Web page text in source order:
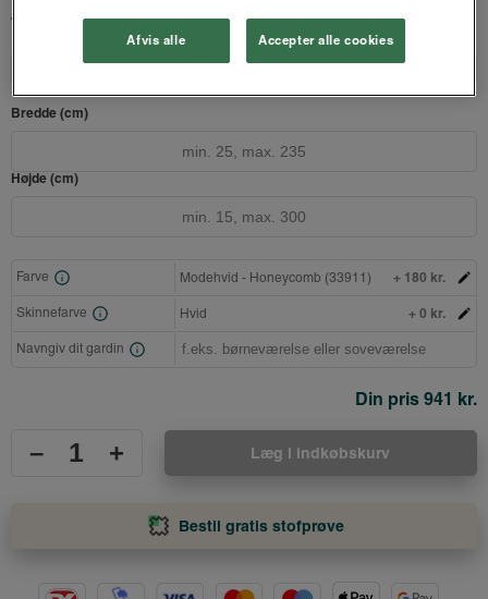
fra 941 kr.
1254 kr.
Design dit gardin Læs opmålingsvejledningen
Bredde (cm)
Højde (cm)
Farve Modehvid - Honeycomb (33911) + 180 kr.
Skinnefarve Hvid + 0 kr.
Navngiv dit gardin
Din pris 941 kr.
– + Læg i indkøbskurv
Bestil gratis stofprøve
Afvis alle Accepter alle cookies